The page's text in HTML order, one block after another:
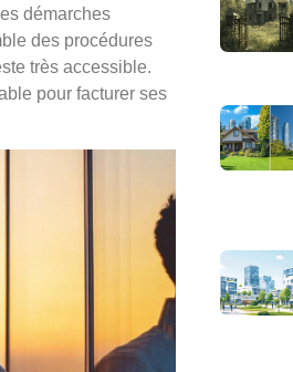
démarches
des procédures
très accessible.
pour facturer ses